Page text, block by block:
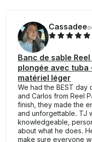
Cassadee
Banc de sable
plongée avec tuba
matériel léger
We had the BEST day
and Carlos from Reel
finish, they made the
and unforgettable. TJ
knowledgeable,
about what he does.
make sure everyone